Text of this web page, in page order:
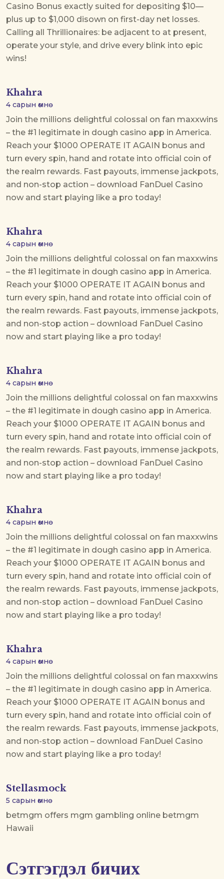
Casino Bonus exactly suited for depositing $10—
plus up to $1,000 disown on first-day net losses.
Calling all Thrillionaires: be adjacent to at present,
operate your style, and drive every blink into epic
wins!
Khahra
4 сарын өмнө
Join the millions delightful colossal on fan maxxwins
– the #1 legitimate in dough casino app in America.
Reach your $1000 OPERATE IT AGAIN bonus and
turn every spin, hand and rotate into official coin of
the realm rewards. Fast payouts, immense jackpots,
and non-stop action – download FanDuel Casino
now and start playing like a pro today!
Khahra
4 сарын өмнө
Join the millions delightful colossal on fan maxxwins
– the #1 legitimate in dough casino app in America.
Reach your $1000 OPERATE IT AGAIN bonus and
turn every spin, hand and rotate into official coin of
the realm rewards. Fast payouts, immense jackpots,
and non-stop action – download FanDuel Casino
now and start playing like a pro today!
Khahra
4 сарын өмнө
Join the millions delightful colossal on fan maxxwins
– the #1 legitimate in dough casino app in America.
Reach your $1000 OPERATE IT AGAIN bonus and
turn every spin, hand and rotate into official coin of
the realm rewards. Fast payouts, immense jackpots,
and non-stop action – download FanDuel Casino
now and start playing like a pro today!
Khahra
4 сарын өмнө
Join the millions delightful colossal on fan maxxwins
– the #1 legitimate in dough casino app in America.
Reach your $1000 OPERATE IT AGAIN bonus and
turn every spin, hand and rotate into official coin of
the realm rewards. Fast payouts, immense jackpots,
and non-stop action – download FanDuel Casino
now and start playing like a pro today!
Khahra
4 сарын өмнө
Join the millions delightful colossal on fan maxxwins
– the #1 legitimate in dough casino app in America.
Reach your $1000 OPERATE IT AGAIN bonus and
turn every spin, hand and rotate into official coin of
the realm rewards. Fast payouts, immense jackpots,
and non-stop action – download FanDuel Casino
now and start playing like a pro today!
Stellasmock
5 сарын өмнө
betmgm offers mgm gambling online betmgm
Hawaii
Сэтгэгдэл бичих